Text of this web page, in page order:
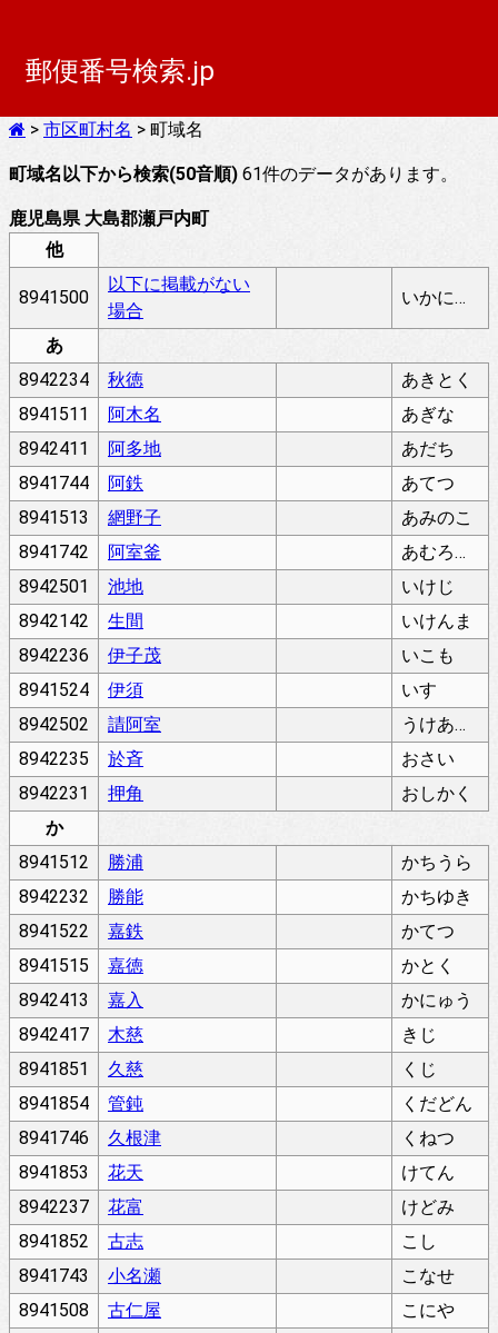
郵便番号検索.jp
> 市区町村名 > 町域名
町域名以下から検索(50音順) 61件のデータがあります。
鹿児島県 大島郡瀬戸内町
他
8941500
以下に掲載がない
場合
いかにけいさいがないばあい
あ
8942234
秋徳
あきとく
8941511
阿木名
あぎな
8942411
阿多地
あだち
8941744
阿鉄
あてつ
8941513
網野子
あみのこ
8941742
阿室釜
あむろがま
8942501
池地
いけじ
8942142
生間
いけんま
8942236
伊子茂
いこも
8941524
伊須
いす
8942502
請阿室
うけあむろ
8942235
於斉
おさい
8942231
押角
おしかく
か
8941512
勝浦
かちうら
8942232
勝能
かちゆき
8941522
嘉鉄
かてつ
8941515
嘉徳
かとく
8942413
嘉入
かにゅう
8942417
木慈
きじ
8941851
久慈
くじ
8941854
管鈍
くだどん
8941746
久根津
くねつ
8941853
花天
けてん
8942237
花富
けどみ
8941852
古志
こし
8941743
小名瀬
こなせ
8941508
古仁屋 こにや